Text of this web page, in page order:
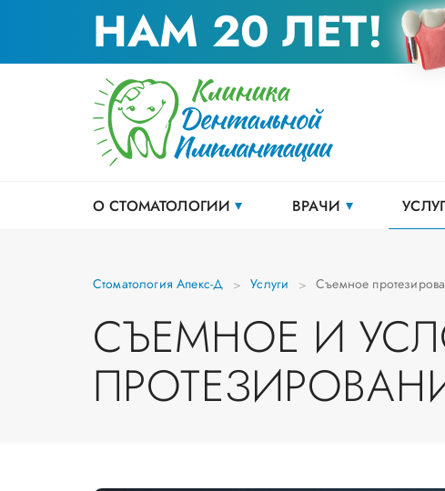
НАМ 20 ЛЕТ!
О СТОМАТОЛОГИИ ВРАЧИ
Стоматология Апекс-Д Услуги Съемное
СЪЕМНОЕ И